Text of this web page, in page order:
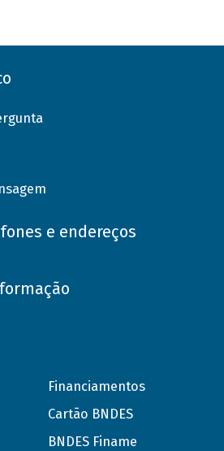
e endereços
Financiamentos
Cartão BNDES
BNDES Finame